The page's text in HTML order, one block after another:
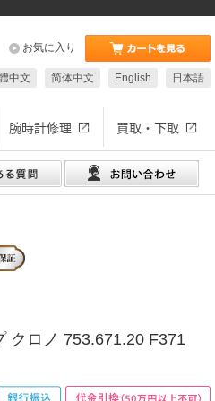
お気に入り
日本語
English
简体中文
中文
腕時計修理 買取・下取
クロノ 753.671.20 F371